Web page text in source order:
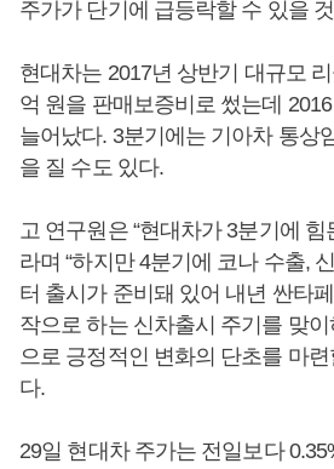
주가가 단기에 급등락할 수 있을
현대차는 2017년 상반기 대규모
억 원을 판매보증비로 썼는데
늘어났다. 3분기에는 기아차 통상
을 질 수도 있다.
고 연구원은 “현대차가 3분기에 힘
라며 “하지만 4분기에 코나 수출,
터 출시가 준비돼 있어 내년 싼타
작으로 하는 신차출시 주기를 맞
으로 긍정적인 변화의 단초를 마
다.
29일 현대차 주가는 전일보다